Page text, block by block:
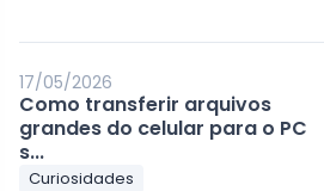
17/05/2026
Como transferir arquivos
grandes do celular para o PC
s...
Curiosidades